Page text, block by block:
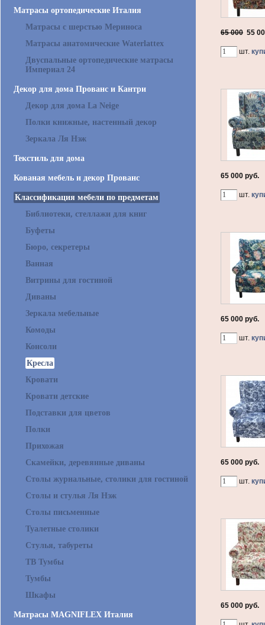
Матрасы ортопедические Италия
Матрасы с шерстью Мериноса
Матрасы анатомические Waterlattex
Двуспальные ортопедические матрасы
Империал 24
Декор для дома Прованс и Кантри
Декор для дома La Neige
Полки книжные, настенный декор
Зеркала Ля Нэж
Текстиль для дома
Кованая мебель и декор Прованс
Классификация мебели по предметам
Библиотеки, стеллажи для книг
Буфеты
Бюро, секретеры
Ванная
Витрины для гостиной
Диваны
Зеркала мебельные
Комоды
Консоли
Кресла
Кровати
Кровати детские
Подставки для цветов
Полки
Прихожая
Скамейки, деревянные диваны
Столы журнальные, столики для гостиной
Столы и стулья Ля Нэж
Столы письменные
Туалетные столики
Стулья, табуреты
ТВ Тумбы
Тумбы
Шкафы
Матрасы MAGNIFLEX Италия
65 000 55
шт.
65 000 руб.
шт.
65 000 руб.
шт.
65 000 руб.
шт.
65 000 руб.